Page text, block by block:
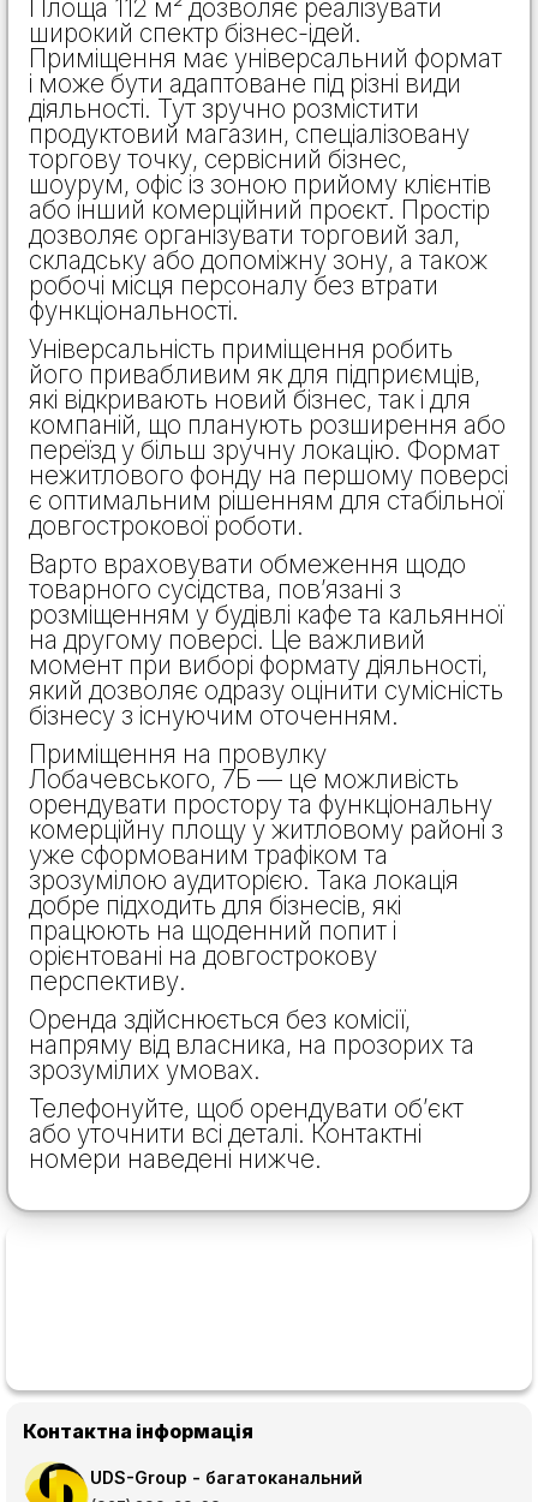
Площа 112 м² дозволяє реалізувати
широкий спектр бізнес-ідей.
Приміщення має універсальний формат
і може бути адаптоване під різні види
діяльності. Тут зручно розмістити
продуктовий магазин, спеціалізовану
торгову точку, сервісний бізнес,
шоурум, офіс із зоною прийому клієнтів
або інший комерційний проєкт. Простір
дозволяє організувати торговий зал,
складську або допоміжну зону, а також
робочі місця персоналу без втрати
функціональності.
Універсальність приміщення робить
його привабливим як для підприємців,
які відкривають новий бізнес, так і для
компаній, що планують розширення або
переїзд у більш зручну локацію. Формат
нежитлового фонду на першому поверсі
є оптимальним рішенням для стабільної
довгострокової роботи.
Варто враховувати обмеження щодо
товарного сусідства, пов’язані з
розміщенням у будівлі кафе та кальянної
на другому поверсі. Це важливий
момент при виборі формату діяльності,
який дозволяє одразу оцінити сумісність
бізнесу з існуючим оточенням.
Приміщення на провулку
Лобачевського, 7Б — це можливість
орендувати простору та функціональну
комерційну площу у житловому районі з
уже сформованим трафіком та
зрозумілою аудиторією. Така локація
добре підходить для бізнесів, які
працюють на щоденний попит і
орієнтовані на довгострокову
перспективу.
Оренда здійснюється без комісії,
напряму від власника, на прозорих та
зрозумілих умовах.
Телефонуйте, щоб орендувати об’єкт
або уточнити всі деталі. Контактні
номери наведені нижче.
Контактна інформація
UDS-Group - багатоканальний